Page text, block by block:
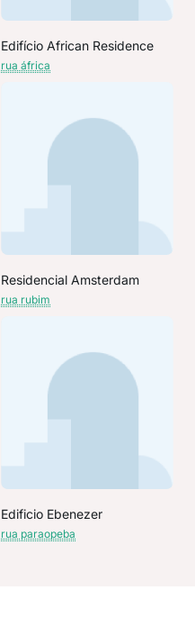
Edifício African Residence
rua áfrica
Residencial Amsterdam
rua rubim
Edificio Ebenezer
rua paraopeba